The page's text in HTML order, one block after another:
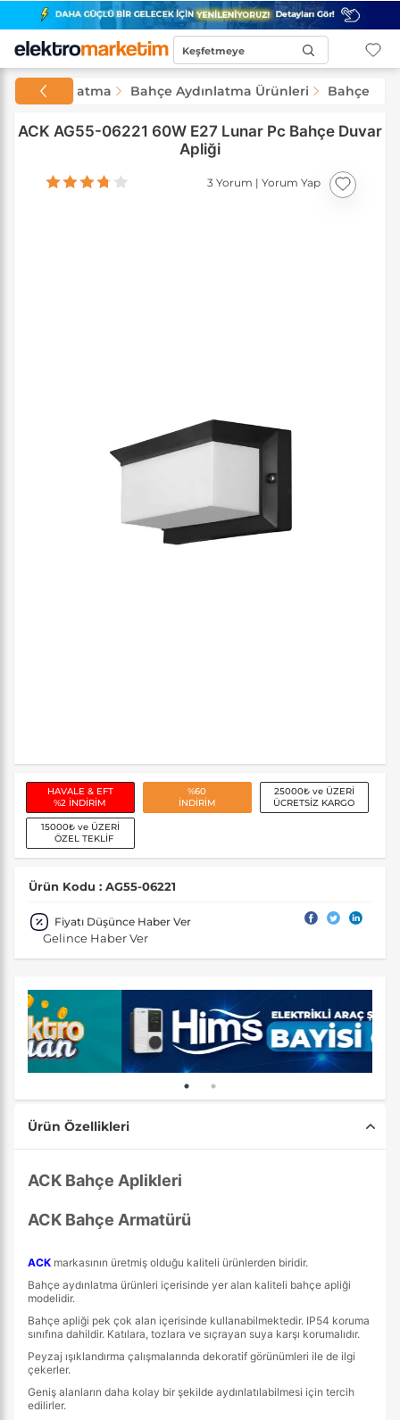
Keşfetmeye
Aydınlatma Bahçe Aydınlatma Ürünleri Bahçe
ACK AG55-06221 60W E27 Lunar Pc Bahçe Duvar
Apliği
3 Yorum |Yorum Yap
HAVALE & EFT
%2 İNDİRİM
%60
İNDİRİM
25000₺ ve ÜZERİ
ÜCRETSİZ KARGO
15000₺ ve ÜZERİ
ÖZEL TEKLİF
Ürün Kodu : AG55-06221
Fiyatı Düşünce Haber Ver
Gelince Haber Ver
Ürün Özellikleri
ACK Bahçe Aplikleri
ACK Bahçe Armatürü
ACK markasının üretmiş olduğu kaliteli ürünlerden biridir.
Bahçe aydınlatma ürünleri içerisinde yer alan kaliteli bahçe apliği
modelidir.
Bahçe apliği pek çok alan içerisinde kullanabilmektedir. IP54 koruma
sınıfına dahildir. Katılara, tozlara ve sıçrayan suya karşı korumalıdır.
Peyzaj ışıklandırma çalışmalarında dekoratif görünümleri ile de ilgi
çekerler.
Geniş alanların daha kolay bir şekilde aydınlatılabilmesi için tercih
edilirler.